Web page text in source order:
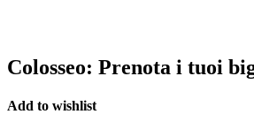
Colosseo: Prenota i tuoi
Add to wishlist